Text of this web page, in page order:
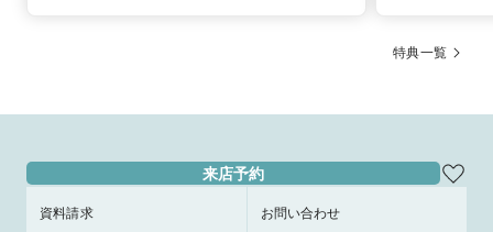
特典一覧
来店予約
資料請求 お問い合わせ